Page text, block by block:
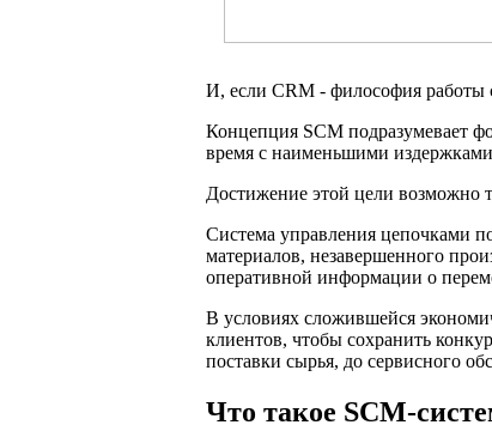
И, если CRM - философия работы
Концепция SCM подразумевает
время с наименьшими
Достижение этой цели возможно
Система управления цепочками
материалов, незавершенного
оперативной информации о
В условиях сложившейся
клиентов, чтобы сохранить
поставки сырья, до сервисного
Что такое SCM-